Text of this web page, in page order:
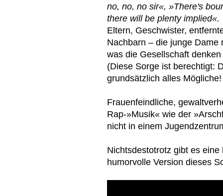
no, no, no sir«, »There's
there will be plenty implied«.
Eltern, Geschwister,
Nachbarn – die junge
was die Gesellschaft
(Diese Sorge ist berechtigt:
grundsätzlich alles
Frauenfeindliche,
Rap-»Musik« wie der
nicht in einem
Nichtsdestotrotz gibt es
humorvolle Version dieses